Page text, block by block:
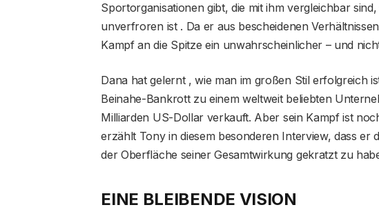
Sportorganisationen gibt, die mit ihm vergleichbar
unverfroren ist . Da er aus bescheidenen
Kampf an die Spitze ein unwahrscheinlicher – und
Dana hat gelernt , wie man im großen Stil erfolgreich
Beinahe-Bankrott zu einem weltweit beliebten
Milliarden US-Dollar verkauft. Aber sein Kampf ist
erzählt Tony in diesem besonderen Interview, dass er
der Oberfläche seiner Gesamtwirkung gekratzt zu
EINE BLEIBENDE VISION